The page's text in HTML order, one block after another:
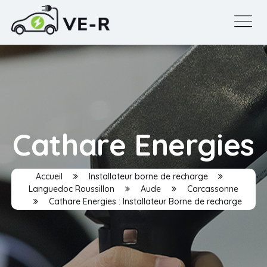
Cathare Energies
Accueil
Installateur borne de recharge
Languedoc Roussillon
Aude
Carcassonne
Cathare Energies : Installateur Borne de recharge